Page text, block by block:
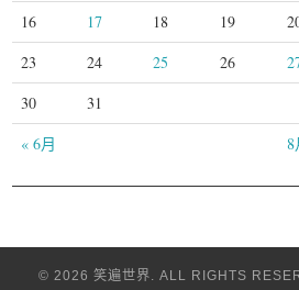
« 6月 8
16
17 18 19
23
24 25 26
30
31
© 2026 笑遍世界. ALL RIGHTS